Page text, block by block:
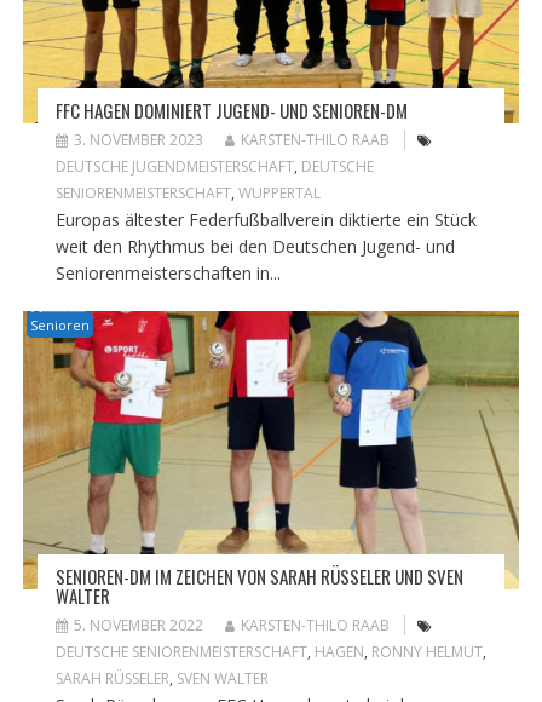
FFC HAGEN DOMINIERT JUGEND- UND SENIOREN-DM
3. NOVEMBER 2023
KARSTEN-THILO RAAB
DEUTSCHE JUGENDMEISTERSCHAFT, DEUTSCHE
SENIORENMEISTERSCHAFT, WUPPERTAL
Europas ältester Federfußballverein diktierte ein Stück
weit den Rhythmus bei den Deutschen Jugend- und
Seniorenmeisterschaften in...
Senioren
SENIOREN-DM IM ZEICHEN VON SARAH RÜSSELER UND SVEN
WALTER
5. NOVEMBER 2022
KARSTEN-THILO RAAB
DEUTSCHE SENIORENMEISTERSCHAFT, HAGEN, RONNY HELMUT,
SARAH RÜSSELER, SVEN WALTER